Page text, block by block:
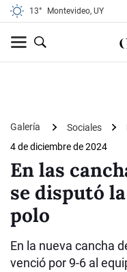
13° Montevideo, UY
Galería Sociales
4 de diciembre de 2024
En las
se disputó
polo
En la nueva cancha
venció por 9-6 al